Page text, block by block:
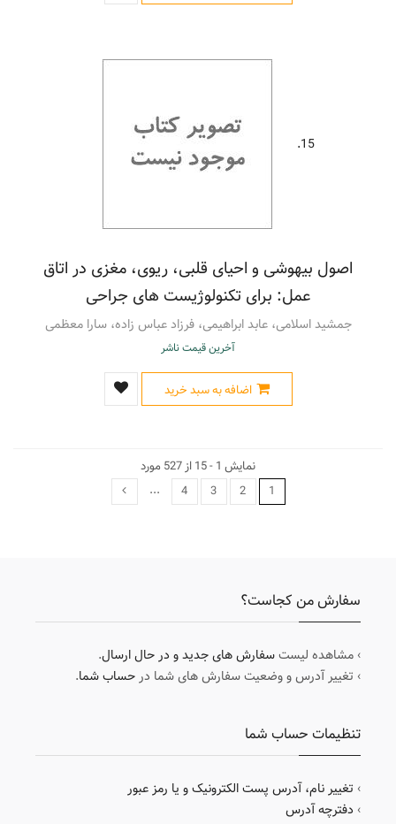
15.
اصول بیهوشی و احیای قلبی، ریوی، مغزی در اتاق
عمل: برای تکنولوژیست های جراحی
جمشید اسلامی، عابد ابراهیمی، فرزاد عباس زاده، سارا معظمی
آخرین قیمت ناشر
اضافه به سبد خرید
نمایش 1 - 15 از 527 مورد
...
4 3 2 1
سفارش من کجاست؟
› مشاهده لیستسفارش های جدید و در حال ارسال.
› تغییر آدرس و وضعیت سفارش های شما درحساب شما.
تنظیمات حساب شما
› تغییر نام، آدرس پست الکترونیک و یا رمز عبور
› دفترچه آدرس